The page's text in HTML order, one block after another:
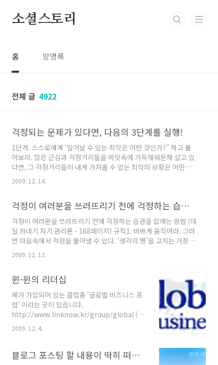
소셜스토리
홈 방명록
전체 글 4922
걱정되는 문제가 있다면, 다음의 3단계를 실행!
1단계. 스스로에게 '일어날 수 있는 최악은 어떤 것인가?" 하고 물
어보라. 많은 근심과 걱정거리들을 머릿속에 가득채워둔채 살고 있
다면, 그 걱정거리들이 내게 가져올 수 있는 최악의 상황은 어떤것
들인지에 대한 질문을 스스로에게 물어보는 과정이 필요합니다. 2
단계. 필요한 경우 최악을 받아들일 준비를 하라. 피할 수 없다면 경
도 필요합니다. 최악의 경우가 닥친 그순간에 필요한 말은 어쩌면...
'이것이 현실이다. 피할 수 없으니 받아들이자!' 이런 자세가 아닐런
지? 3단계. 침착하게 최악의 상황을 개선하기 위해 노력하라. 자~
내머릿속을 헤집고 다니는 걱정거리들을 떨쳐내기 위해서는 이전
글들에서도 언급된 규칙들을 참고하셔도 좋지만, 결국 중요..
2009. 12. 14.
걱정이 여러분을 쓰러뜨리기 전에 걱정하는 습관을 없애는 방법
걱정이 여러분을 쓰러뜨리기 전에 걱정하는 습관을 없애는 방법 (데
일 카네기 자기 관리론 - 168페이지) 규칙1. 바쁘게 움직여라. 그러
면 마음속에서 걱정을 몰아낼 수 있다. '생각의 병'을 고치는 가장 좋
은 방법은 활동을 많이 하는 것이다. 규칙2. 사소한 일에 과잉 반응
하지 말라. 손톱만한 가치도 없는 하찮은 일로 스스로의 행복을 망
라. 스스로에게 이렇게 물어보라. '평균의 법칙으로 보았을 때 내가
걱정하고 있는 일이 실제로 일어날 가능성은 얼마나 되는가?' 규칙
4. 피할 수 없는 것과 협력하라. 여러분이 변화시키거나 개선할 수
없는 상황이라는 판단이 서면 스스로에게 이렇게 얘기하라. '이게
현실이다. 달라지지 않는다.' 규칙5. 걱정..
2009. 12. 12.
윈-윈의 리더십
제가 가입되어 있는 클럽중 '글로벌 비즈니스 포
럼' 이라는 곳이 있습니다.
http://www.linknow.kr/group/global (회
원 : 940명 / 글 : 625개 / 분류 : 경제와 경영) '김
민철 위원의 칼럼' 이라는 포럼에 오늘 리더십에
(전체 칼럼 내용보기) 요즘 리더십에 대해 더 많
2009. 12. 4.
블로그 포스팅 할 내용이 딱히 떠오르지 않는다면...